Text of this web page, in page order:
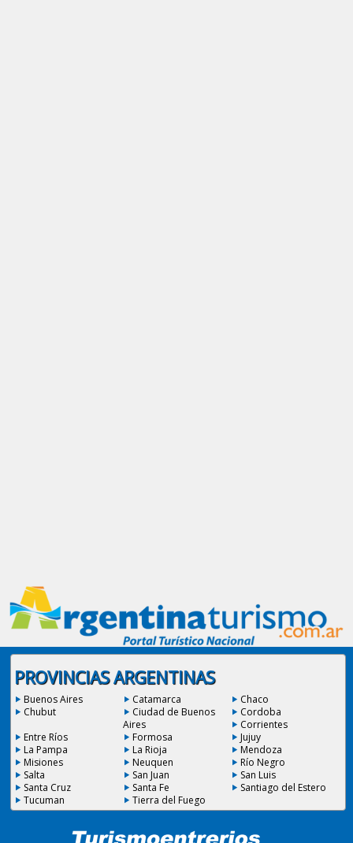
PROVINCIAS ARGENTINAS
Buenos Aires Catamarca
Chaco
Chubut
Ciudad de Buenos
Aires
Cordoba
Corrientes
Entre Ríos
Formosa
Jujuy
La Pampa
La Rioja
Mendoza
Misiones
Neuquen
Río Negro
Salta
San Juan
San Luis
Santa Cruz
Santa Fe
Santiago del Estero
Tucuman
Tierra del Fuego